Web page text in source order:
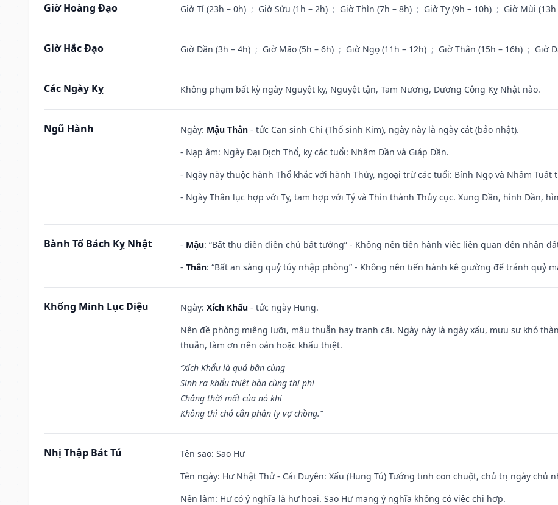
Giờ Hoàng Đạo Giờ Tí (23h – 0h) ; Giờ Sửu (1h – 2h) ; Giờ Thìn (7h – 8h) ; Giờ Tỵ (9h – 10h) ; Giờ Mùi (13h
Giờ Hắc Đạo Giờ Dần (3h – 4h) ; Giờ Mão (5h – 6h) ; Giờ Ngọ (11h – 12h) ; Giờ Thân (15h – 16h) ; Giờ
Các Ngày Kỵ Không phạm bất kỳ ngày Nguyệt kỵ, Nguyệt tận, Tam Nương, Dương Công Kỵ Nhật nào.
Ngũ Hành Ngày: Mậu Thân - tức Can sinh Chi (Thổ sinh Kim), ngày này là ngày cát (bảo nhật).
- Nạp âm: Ngày Đại Dịch Thổ, kỵ các tuổi: Nhâm Dần và Giáp Dần.
- Ngày này thuộc hành Thổ khắc với hành Thủy, ngoại trừ các tuổi: Bính Ngọ và Nhâm Tuất
- Ngày Thân lục hợp với Tỵ, tam hợp với Tý và Thìn thành Thủy cục. Xung Dần, hình Dần,
Bành Tổ Bách Kỵ Nhật - Mậu: “Bất thụ điền điền chủ bất tường” - Không nên tiến hành việc liên quan đến nhận
- Thân: “Bất an sàng quỷ túy nhập phòng” - Không nên tiến hành kê giường để tránh quỷ
Khổng Minh Lục Diệu Ngày: Xích Khẩu - tức ngày Hung.
Nên đề phòng miệng lưỡi, mâu thuẫn hay tranh cãi. Ngày này là ngày xấu, mưu sự khó
thuẫn, làm ơn nên oán hoặc khẩu thiệt.
“Xích Khẩu là quả bần cùng
Sinh ra khẩu thiệt bàn cùng thị phi
Chẳng thời mất của nó khi
Không thì chó cắn phân ly vợ chồng.”
Nhị Thập Bát Tú Tên sao: Sao Hư
Tên ngày: Hư Nhật Thử - Cái Duyên: Xấu (Hung Tú) Tướng tinh con chuột, chủ trị ngày chủ
Nên làm: Hư có ý nghĩa là hư hoại. Sao Hư mang ý nghĩa không có việc chi hợp.